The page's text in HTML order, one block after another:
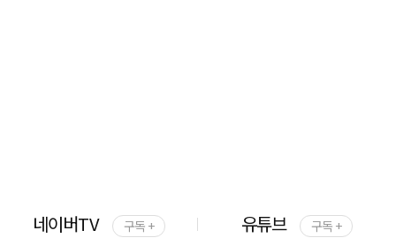
네이버TV 구독 + 유튜브 구독 +